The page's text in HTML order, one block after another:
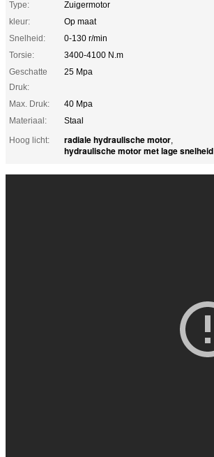
Type:
Zuigermotor
kleur:
Op maat
Snelheid:
0-130 r/min
Torsie:
3400-4100 N.m
Geschatte
Druk:
25 Mpa
Max. Druk:
40 Mpa
Materiaal:
Staal
Hoog licht:
radiale hydraulische motor,
hydraulische motor met lage snelheid